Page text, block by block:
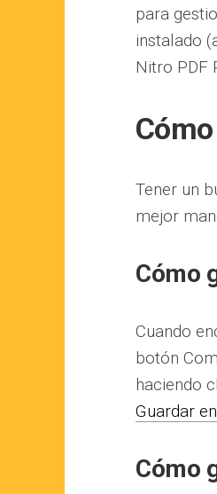
para
instalado
Nitro PDF
Tener un
mejor
Cómo
Cuando
botón
haciendo
Guardar
Cómo